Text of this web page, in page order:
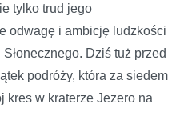
tylko trud jego
odwagę i ambicję ludzkości
Dziś tuż przed
podróży, która za siedem
kres w kraterze Jezero na